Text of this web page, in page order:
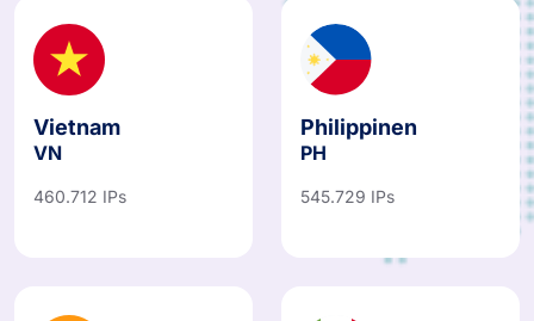
Vietnam
VN
460.712 IPs
Philippinen
PH
545.729 IPs